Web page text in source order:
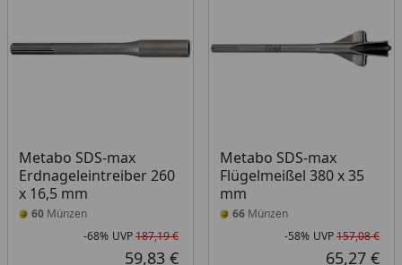
Metabo SDS-max
Erdnageleintreiber 260
x 16,5 mm
60 Münzen
Rabatt in Prozent
-68%
Ursprünglicher Preis
UVP187,19 €
59,83 €
Metabo SDS-max
Flügelmeißel 380 x 35
mm
66Münzen
-58% UVP157,08 €
65,27 €